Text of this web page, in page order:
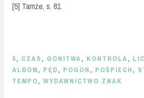
[5] Tamże, s. 81.
5, CZAS , GONITWA, KONTROLA,
ALBOM, PĘD, POGOŃ , POŚPIECH ,
TEMPO, WYDAWNICTWO ZNAK